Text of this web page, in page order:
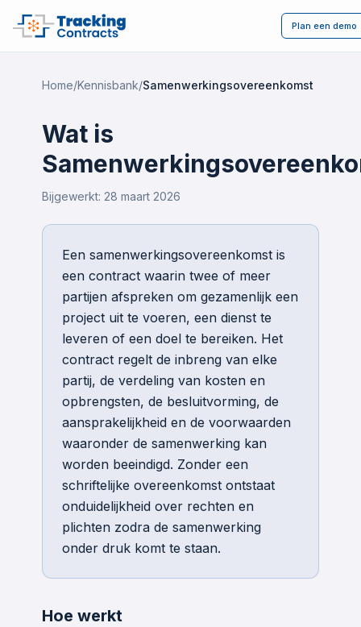
Plan een demo
Home/Kennisbank/Samenwerkingsovereenkomst
Wat is
Bijgewerkt: 28 maart 2026
Een samenwerkingsovereenkomst is
een contract waarin twee of meer
partijen afspreken om gezamenlijk een
project uit te voeren, een dienst te
leveren of een doel te bereiken. Het
contract regelt de inbreng van elke
partij, de verdeling van kosten en
opbrengsten, de besluitvorming, de
aansprakelijkheid en de voorwaarden
waaronder de samenwerking kan
worden beeindigd. Zonder een
schriftelijke overeenkomst ontstaat
onduidelijkheid over rechten en
plichten zodra de samenwerking
onder druk komt te staan.
Hoe werkt